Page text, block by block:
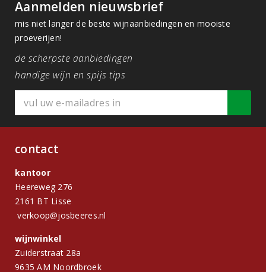
Aanmelden nieuwsbrief
mis niet langer de beste wijnaanbiedingen en mooiste
proeverijen!
de scherpste aanbiedingen
handige wijn en spijs tips
contact
kantoor
Heereweg 276
2161 BT Lisse
verkoop@josbeeres.nl
wijnwinkel
Zuiderstraat 28a
9635 AM Noordbroek